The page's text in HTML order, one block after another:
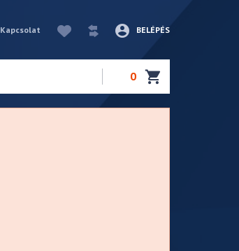
Kapcsolat BELÉPÉS
0